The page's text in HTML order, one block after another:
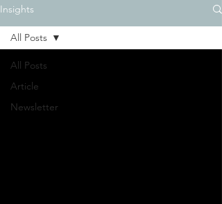
Insights
All Posts
Article
Newsletter
All Posts